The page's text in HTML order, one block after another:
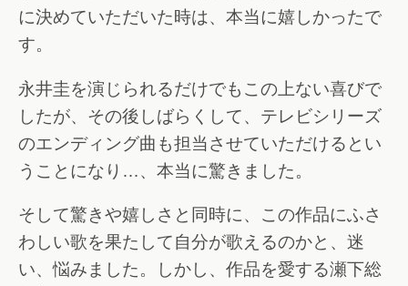
に決めていただいた時は、本当に嬉しかったで
す。
永井圭を演じられるだけでもこの上ない喜びで
したが、その後しばらくして、テレビシリーズ
のエンディング曲も担当させていただけるとい
うことになり…、本当に驚きました。
そして驚きや嬉しさと同時に、この作品にふさ
わしい歌を果たして自分が歌えるのかと、迷
い、悩みました。しかし、作品を愛する瀬下総